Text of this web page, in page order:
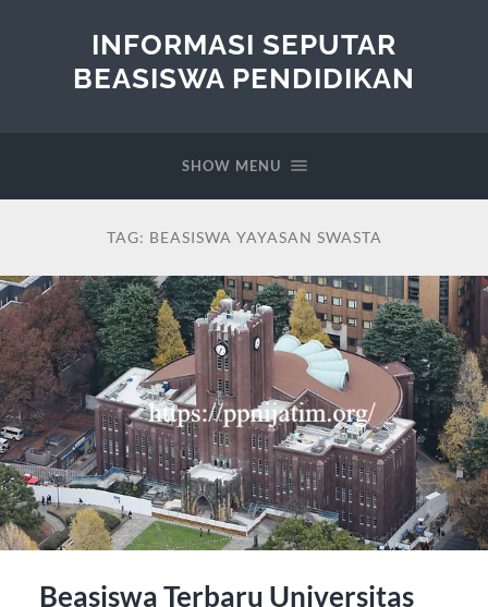
INFORMASI SEPUTAR
BEASISWA PENDIDIKAN
SHOW MENU
TAG: BEASISWA YAYASAN SWASTA
Beasiswa Terbaru Universitas